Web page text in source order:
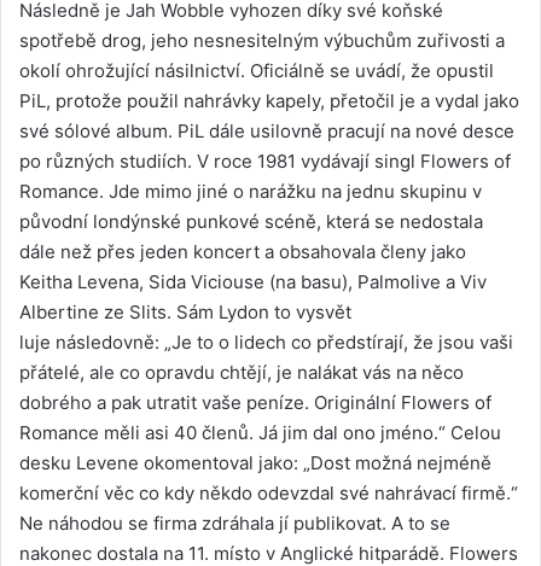
Následně je Jah Wobble vyhozen díky své koňské
spotřebě drog, jeho nesnesitelným výbuchům zuřivosti a
okolí ohrožující násilnictví. Oficiálně se uvádí, že opustil
PiL, protože použil nahrávky kapely, přetočil je a vydal jako
své sólové album. PiL dále usilovně pracují na nové desce
po různých studiích. V roce 1981 vydávají singl Flowers of
Romance. Jde mimo jiné o narážku na jednu skupinu v
původní londýnské punkové scéně, která se nedostala
dále než přes jeden koncert a obsahovala členy jako
Keitha Levena, Sida Viciouse (na basu), Palmolive a Viv
Albertine ze Slits. Sám Lydon to vysvět
luje následovně: „Je to o lidech co předstírají, že jsou vaši
přátelé, ale co opravdu chtějí, je nalákat vás na něco
dobrého a pak utratit vaše peníze. Originální Flowers of
Romance měli asi 40 členů. Já jim dal ono jméno.“ Celou
desku Levene okomentoval jako: „Dost možná nejméně
komerční věc co kdy někdo odevzdal své nahrávací firmě.“
Ne náhodou se firma zdráhala jí publikovat. A to se
nakonec dostala na 11. místo v Anglické hitparádě. Flowers